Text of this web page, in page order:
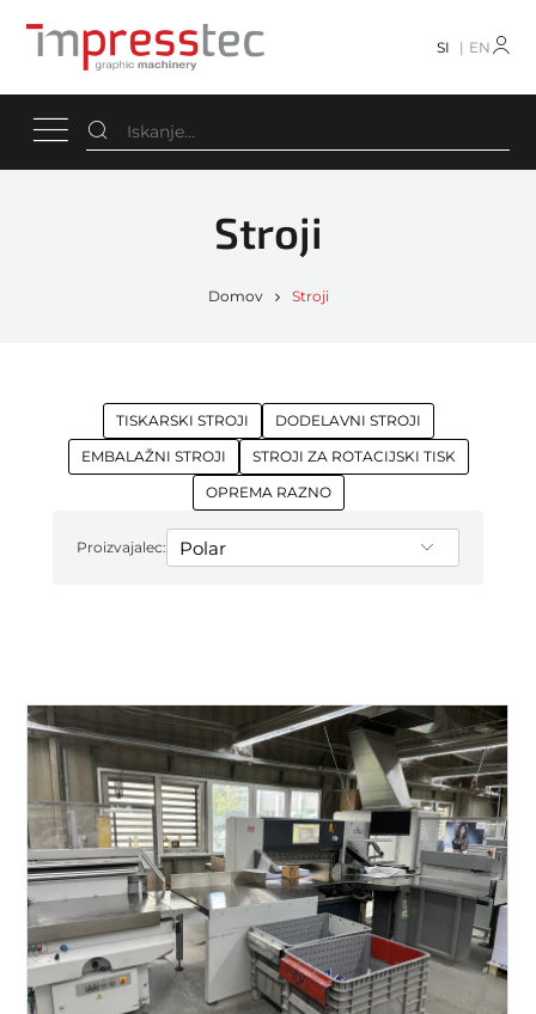
SI EN
Stroji
Domov Stroji
TISKARSKI STROJI
DODELAVNI STROJI
EMBALAŽNI STROJI
STROJI ZA ROTACIJSKI TISK
OPREMA RAZNO
Proizvajalec: